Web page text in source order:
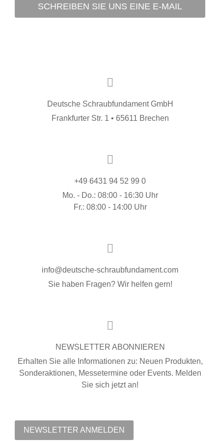
SCHREIBEN SIE UNS EINE E-MAIL
Deutsche Schraubfundament GmbH
Frankfurter Str. 1 • 65611 Brechen
+49 6431 94 52 99 0
Mo. - Do.: 08:00 - 16:30 Uhr
Fr.: 08:00 - 14:00 Uhr
info@deutsche-schraubfundament.com
Sie haben Fragen? Wir helfen gern!
NEWSLETTER ABONNIEREN
Erhalten Sie alle Informationen zu: Neuen Produkten,
Sonderaktionen, Messetermine oder Events. Melden
Sie sich jetzt an!
NEWSLETTER ANMELDEN